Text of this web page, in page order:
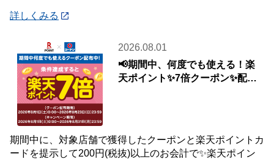
詳しくみる
2026.08.01
📢期間中、何度でも使える！楽
天ポイント✨7倍クーポン✨配布
期間中に、対象店舗で獲得したクーポンと楽天ポイントカ
ードを提示して200円(税抜)以上のお会計で✨楽天ポイン